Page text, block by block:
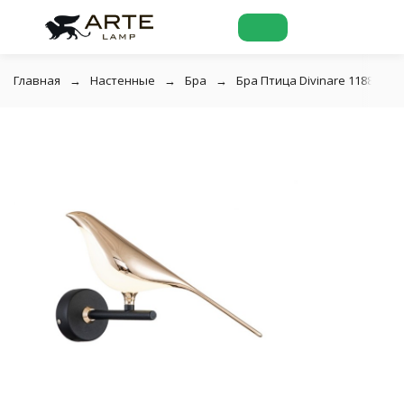
Главная Настенные Бра Бра Птица Divinare 1188/06